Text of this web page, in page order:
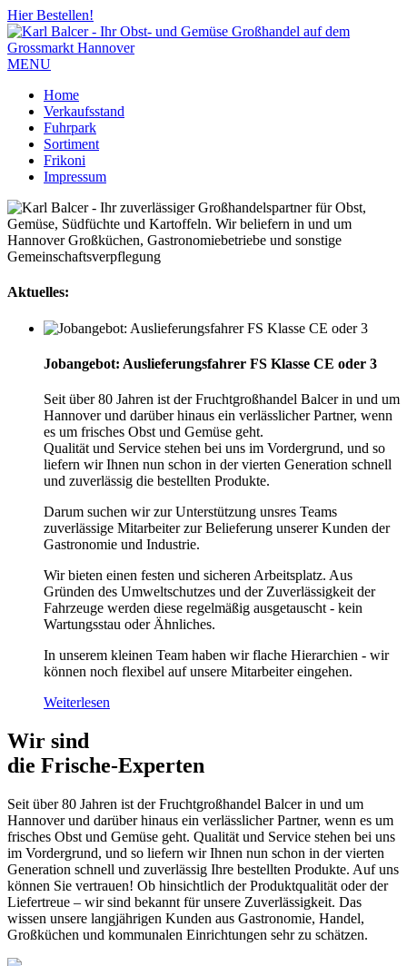
Hier Bestellen!
MENU
Home
Verkaufsstand
Fuhrpark
Sortiment
Frikoni
Impressum
Aktuelles:
Jobangebot: Auslieferungsfahrer FS Klasse CE oder 3
Seit über 80 Jahren ist der Fruchtgroßhandel Balcer in und um
Hannover und darüber hinaus ein verlässlicher Partner, wenn
es um frisches Obst und Gemüse geht.
Qualität und Service stehen bei uns im Vordergrund, und so
liefern wir Ihnen nun schon in der vierten Generation schnell
und zuverlässig die bestellten Produkte.
Darum suchen wir zur Unterstützung unsres Teams
zuverlässige Mitarbeiter zur Belieferung unserer Kunden der
Gastronomie und Industrie.
Wir bieten einen festen und sicheren Arbeitsplatz. Aus
Gründen des Umweltschutzes und der Zuverlässigkeit der
Fahrzeuge werden diese regelmäßig ausgetauscht - kein
Wartungsstau oder Ähnliches.
In unserem kleinen Team haben wir flache Hierarchien - wir
können noch flexibel auf unsere Mitarbeiter eingehen.
Weiterlesen
Wir sind
die Frische-Experten
Seit über 80 Jahren ist der Fruchtgroßhandel Balcer in und um
Hannover und darüber hinaus ein verlässlicher Partner, wenn es um
frisches Obst und Gemüse geht. Qualität und Service stehen bei uns
im Vordergrund, und so liefern wir Ihnen nun schon in der vierten
Generation schnell und zuverlässig Ihre bestellten Produkte. Auf uns
können Sie vertrauen! Ob hinsichtlich der Produktqualität oder der
Liefertreue – wir sind bekannt für unsere Zuverlässigkeit. Das
wissen unsere langjährigen Kunden aus Gastronomie, Handel,
Großküchen und kommunalen Einrichtungen sehr zu schätzen.